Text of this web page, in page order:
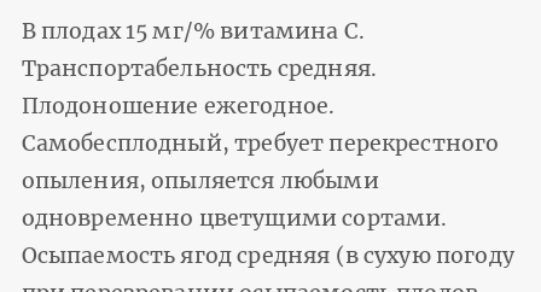
В плодах 15 мг/% витамина С.
Транспортабельность средняя.
Плодоношение ежегодное.
Самобесплодный, требует перекрестного
опыления, опыляется любыми
одновременно цветущими сортами.
Осыпаемость ягод средняя (в сухую погоду